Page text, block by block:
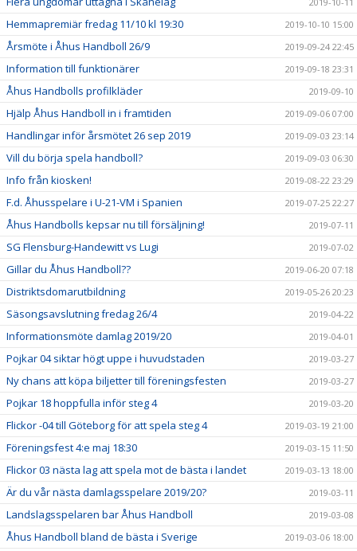
Hemmapremiär fredag 11/10 kl 19:30 2019-10-10 15:00
Årsmöte i Åhus Handboll 26/9 2019-09-24 22:45
Information till funktionärer 2019-09-18 23:31
Åhus Handbolls profilkläder 2019-09-10
Hjälp Åhus Handboll in i framtiden 2019-09-06 07:00
Handlingar inför årsmötet 26 sep 2019 2019-09-03 23:14
Vill du börja spela handboll? 2019-09-03 06:30
Info från kiosken! 2019-08-22 23:29
F.d. Åhusspelare i U-21-VM i Spanien 2019-07-25 22:27
Åhus Handbolls kepsar nu till försäljning! 2019-07-11
SG Flensburg-Handewitt vs Lugi 2019-07-02
Gillar du Åhus Handboll?? 2019-06-20 07:18
Distriktsdomarutbildning 2019-05-26 20:23
Säsongsavslutning fredag 26/4 2019-04-22
Informationsmöte damlag 2019/20 2019-04-01
Pojkar 04 siktar högt uppe i huvudstaden 2019-03-27
Ny chans att köpa biljetter till föreningsfesten 2019-03-27
Pojkar 18 hoppfulla inför steg 4 2019-03-20
Flickor -04 till Göteborg för att spela steg 4 2019-03-19 21:00
Föreningsfest 4:e maj 18:30 2019-03-15 11:50
Flickor 03 nästa lag att spela mot de bästa i landet 2019-03-13 18:00
Är du vår nästa damlagsspelare 2019/20? 2019-03-11
Landslagsspelaren bar Åhus Handboll 2019-03-08
Åhus Handboll bland de bästa i Sverige 2019-03-06 18:00